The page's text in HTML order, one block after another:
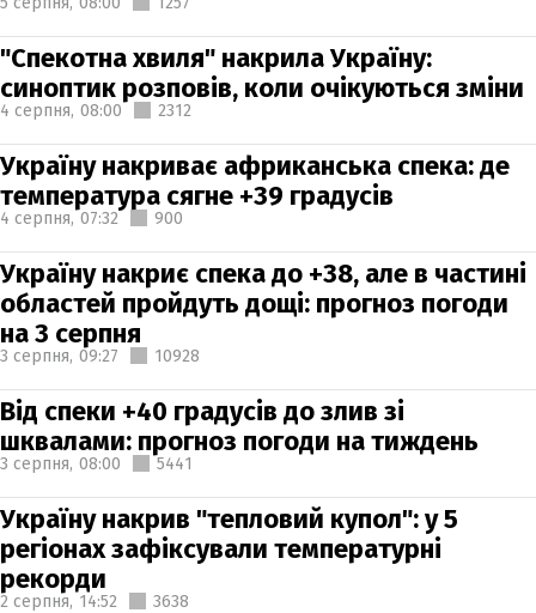
"Спекотна хвиля" накрила Україну:
синоптик розповів, коли очікуються зміни
4 серпня, 08:00 2312
Україну накриває африканська спека: де
температура сягне +39 градусів
4 серпня, 07:32 900
Україну накриє спека до +38, але в частині
областей пройдуть дощі: прогноз погоди
на 3 серпня
3 серпня, 09:27 10928
Від спеки +40 градусів до злив зі
шквалами: прогноз погоди на тиждень
3 серпня, 08:00 5441
Україну накрив "тепловий купол": у 5
регіонах зафіксували температурні
рекорди
2 серпня, 14:52 3638